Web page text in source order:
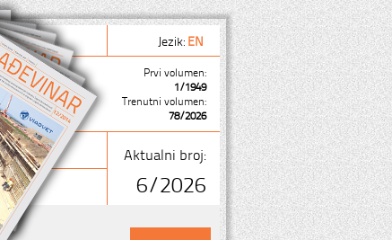
Jezik:EN
Prvi volumen:
1/1949
Trenutni volumen:
78/2026
Aktualni broj:
6/2026